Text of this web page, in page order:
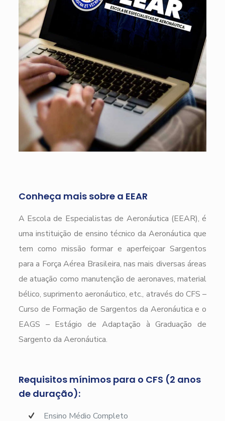
Conheça mais sobre a EEAR
A Escola de Especialistas de Aeronáutica (EEAR), é
uma instituição de ensino técnico da Aeronáutica que
tem como missão formar e aperfeiçoar Sargentos
para a Força Aérea Brasileira, nas mais diversas áreas
de atuação como manutenção de aeronaves, material
bélico, suprimento aeronáutico, etc., através do CFS –
Curso de Formação de Sargentos da Aeronáutica e o
EAGS – Estágio de Adaptação à Graduação de
Sargento da Aeronáutica.
Requisitos mínimos para o CFS (2 anos
de duração):
Ensino Médio Completo